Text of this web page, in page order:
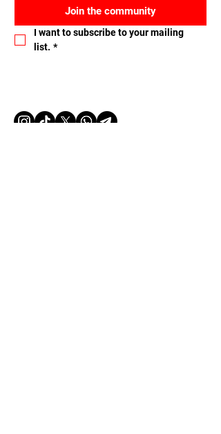
Join the community
I want to subscribe to your mailing
list. *